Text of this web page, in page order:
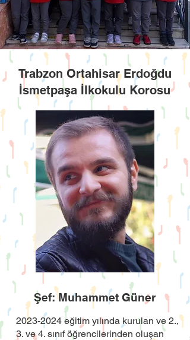
Trabzon Ortahisar Erdoğdu
İsmetpaşa İlkokulu Korosu
Şef: Muhammet Güner
2023-2024 eğitim yılında kurulan ve 2.,
3. ve 4. sınıf öğrencilerinden oluşan